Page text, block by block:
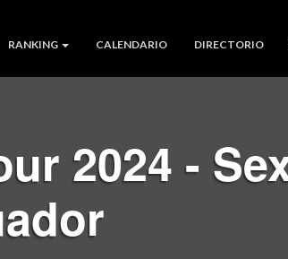
RANKING CALENDARIO DIRECTORIO